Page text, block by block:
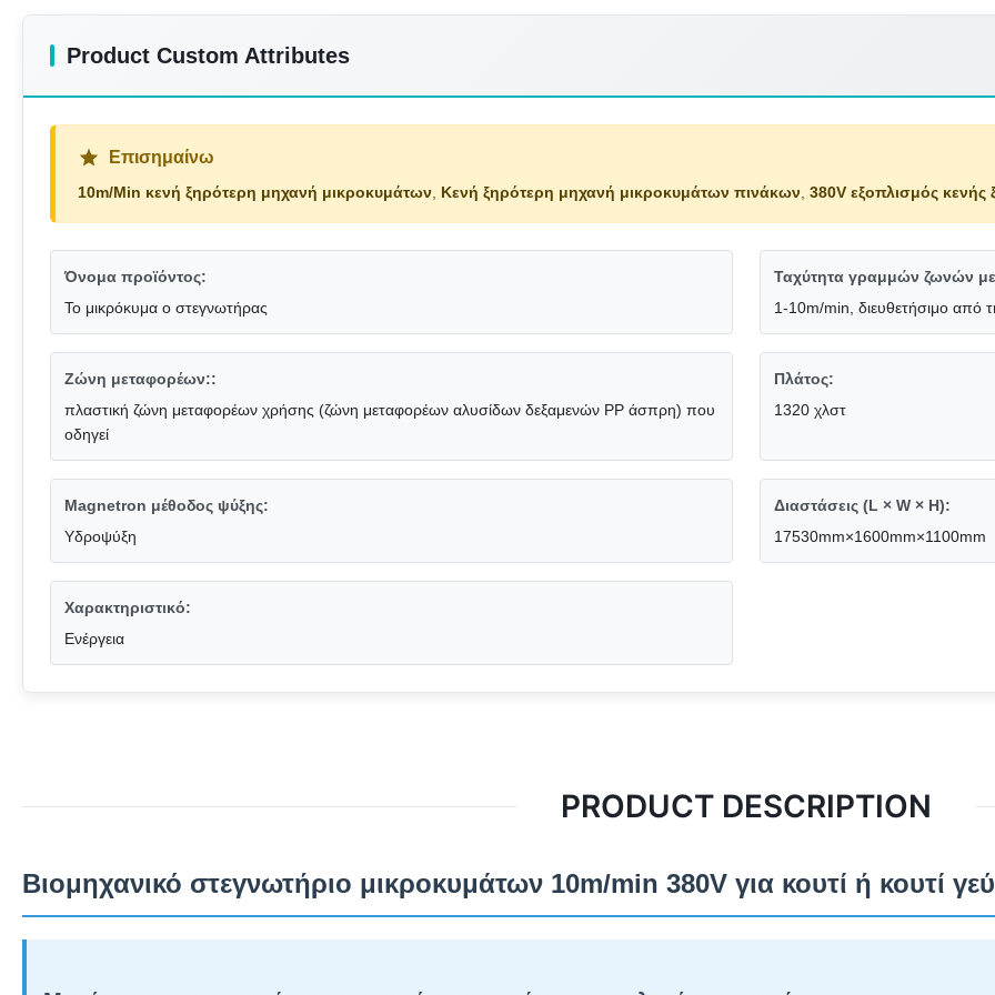
Product Custom Attributes
Επισημαίνω
10m/Min κενή ξηρότερη μηχανή μικροκυμάτων Κενή ξηρότερη μηχανή μικροκυμάτων πινάκων 380V εξοπλισμός
Όνομα προϊόντος:
Το μικρόκυμα ο στεγνωτήρας
Ταχύτητα γραμμών ζωνών
1-10m/min, διευθετήσιμο από
Ζώνη μεταφορέων::
πλαστική ζώνη μεταφορέων χρήσης (ζώνη μεταφορέων αλυσίδων δεξαμενών PP άσπρη) που
οδηγεί
Πλάτος:
1320 χλστ
Magnetron μέθοδος ψύξης:
Υδροψύξη
Διαστάσεις (L × W × H):
17530mm×1600mm×1100mm
Χαρακτηριστικό:
Ενέργεια
PRODUCT DESCRIPTION
Βιομηχανικό στεγνωτήριο μικροκυμάτων 10m/min 380V για κουτί ή κουτί